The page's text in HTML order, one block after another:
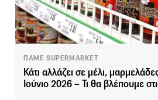
ΠΑΜΕ SUPERMARKET
Κάτι αλλάζει σε μέλι,
Ιούνιο 2026 – Τι θα βλέπουμε